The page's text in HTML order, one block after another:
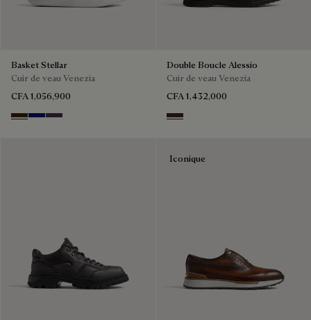
Basket Stellar
Cuir de veau Venezia
CFA 1,056,900
Marrone Intenso
Abisso
Plum
Double Boucle Alessio
Cuir de veau Venezia
CFA 1,432,000
Buffaloes
Iconique